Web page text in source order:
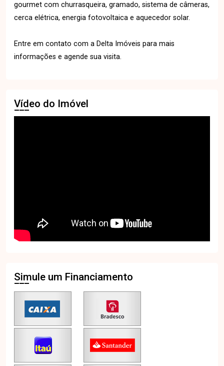
gourmet com churrasqueira, gramado, sistema de câmeras,
cerca elétrica, energia fotovoltaica e aquecedor solar.
Entre em contato com a Delta Imóveis para mais
informações e agende sua visita.
Vídeo do Imóvel
Simule um Financiamento